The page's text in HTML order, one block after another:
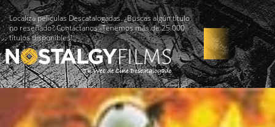
Localiza películas Descatalogadas. ¿Buscas algún título
no reseñado? Contáctanos -Tenemos más de 25.000
títulos disponibles!